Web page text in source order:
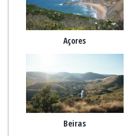
Açores
Beiras